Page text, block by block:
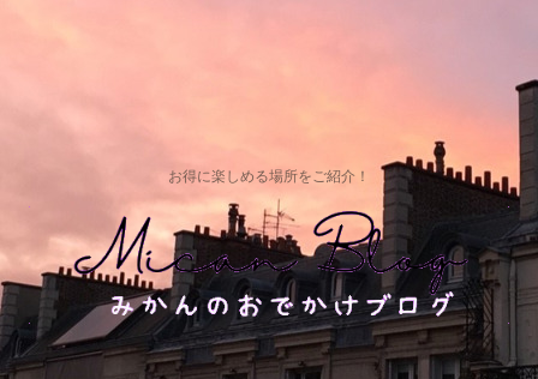
お得に楽しめる場所をご紹介！